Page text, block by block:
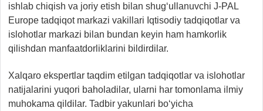
ishlab chiqish va joriy etish bilan shug‘ullanuvchi J-PAL
Europe tadqiqot markazi vakillari Iqtisodiy tadqiqotlar va
islohotlar markazi bilan bundan keyin ham hamkorlik
qilishdan manfaatdorliklarini bildirdilar.
Xalqaro ekspertlar taqdim etilgan tadqiqotlar va islohotlar
natijalarini yuqori baholadilar, ularni har tomonlama ilmiy
muhokama qildilar. Tadbir yakunlari bo‘yicha